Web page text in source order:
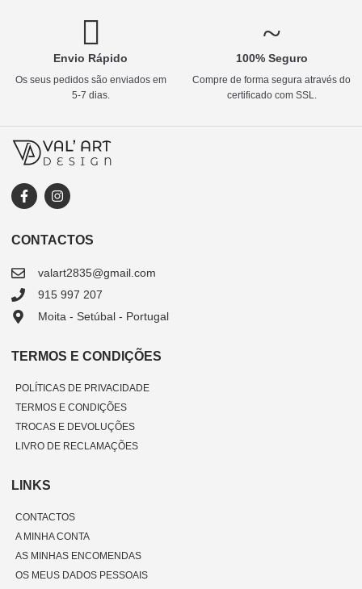
Envio Rápido
Os seus pedidos são enviados em
5-7 dias.
100% Seguro
Compre de forma segura através do
certificado com SSL.
CONTACTOS
valart2835@gmail.com
915 997 207
Moita - Setúbal - Portugal
TERMOS E CONDIÇÕES
POLÍTICAS DE PRIVACIDADE
TERMOS E CONDIÇÕES
TROCAS E DEVOLUÇÕES
LIVRO DE RECLAMAÇÕES
LINKS
CONTACTOS
A MINHA CONTA
AS MINHAS ENCOMENDAS
OS MEUS DADOS PESSOAIS